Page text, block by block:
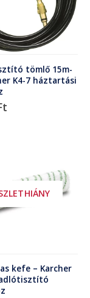
tömlő 15m-
K4-7 háztartási
kefe – Karcher